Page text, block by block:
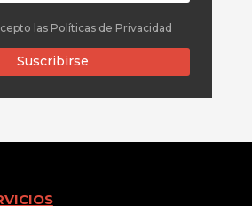
las Políticas de Privacidad
Suscribirse